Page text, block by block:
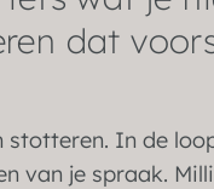
dat
In de
van je spraak.